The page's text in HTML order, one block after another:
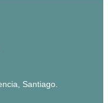
Santiago.